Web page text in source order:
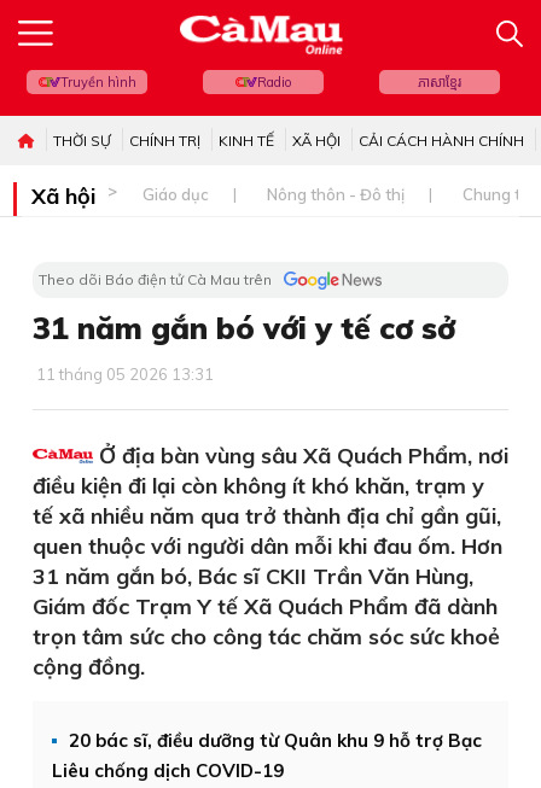
Truyền hình Radio ភាសាខ្មែរ
THỜI SỰ CHÍNH TRỊ KINH TẾ XÃ HỘI CẢI CÁCH HÀNH CHÍNH
Xã hội Giáo dục Nông thôn - Đô thị Chung
Theo dõi Báo điện tử Cà Mau trên
31 năm gắn bó với y tế cơ sở
11 tháng 05 2026 13:31
Ở địa bàn vùng sâu Xã Quách Phẩm, nơi
điều kiện đi lại còn không ít khó khăn, trạm y
tế xã nhiều năm qua trở thành địa chỉ gần gũi,
quen thuộc với người dân mỗi khi đau ốm. Hơn
31 năm gắn bó, Bác sĩ CKII Trần Văn Hùng,
Giám đốc Trạm Y tế Xã Quách Phẩm đã dành
trọn tâm sức cho công tác chăm sóc sức khoẻ
cộng đồng.
20 bác sĩ, điều dưỡng từ Quân khu 9 hỗ trợ Bạc
Liêu chống dịch COVID-19